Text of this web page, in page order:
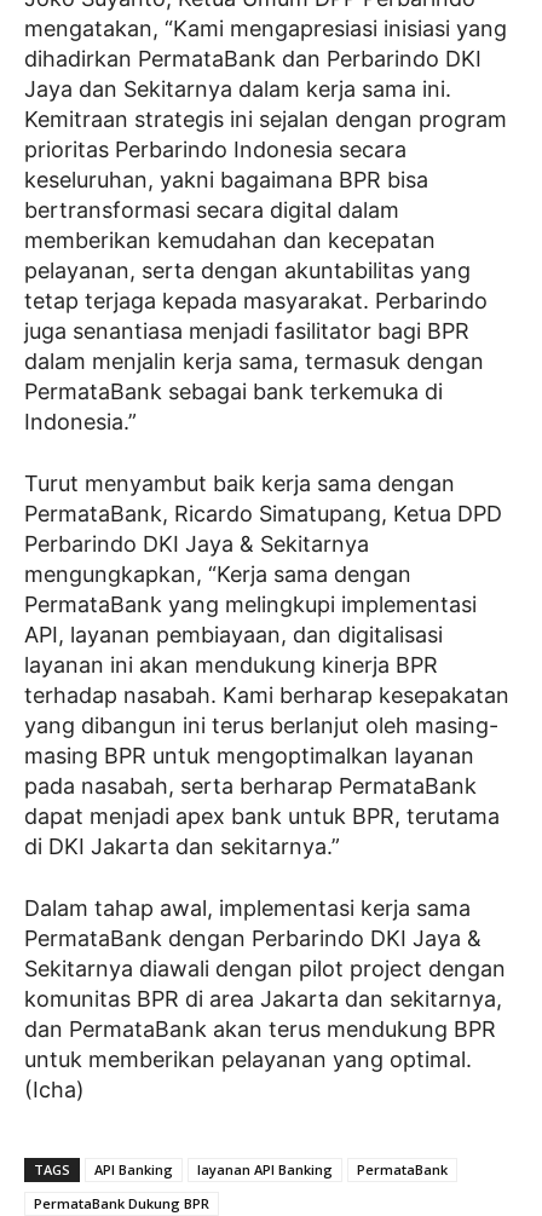
mengatakan, “Kami mengapresiasi inisiasi yang
dihadirkan PermataBank dan Perbarindo DKI
Jaya dan Sekitarnya dalam kerja sama ini.
Kemitraan strategis ini sejalan dengan program
prioritas Perbarindo Indonesia secara
keseluruhan, yakni bagaimana BPR bisa
bertransformasi secara digital dalam
memberikan kemudahan dan kecepatan
pelayanan, serta dengan akuntabilitas yang
tetap terjaga kepada masyarakat. Perbarindo
juga senantiasa menjadi fasilitator bagi BPR
dalam menjalin kerja sama, termasuk dengan
PermataBank sebagai bank terkemuka di
Indonesia.”
Turut menyambut baik kerja sama dengan
PermataBank, Ricardo Simatupang, Ketua DPD
Perbarindo DKI Jaya & Sekitarnya
mengungkapkan, “Kerja sama dengan
PermataBank yang melingkupi implementasi
API, layanan pembiayaan, dan digitalisasi
layanan ini akan mendukung kinerja BPR
terhadap nasabah. Kami berharap kesepakatan
yang dibangun ini terus berlanjut oleh masing-
masing BPR untuk mengoptimalkan layanan
pada nasabah, serta berharap PermataBank
dapat menjadi apex bank untuk BPR, terutama
di DKI Jakarta dan sekitarnya.”
Dalam tahap awal, implementasi kerja sama
PermataBank dengan Perbarindo DKI Jaya &
Sekitarnya diawali dengan pilot project dengan
komunitas BPR di area Jakarta dan sekitarnya,
dan PermataBank akan terus mendukung BPR
untuk memberikan pelayanan yang optimal.
(Icha)
TAGS API Banking layanan API Banking
PermataBank
PermataBank Dukung BPR